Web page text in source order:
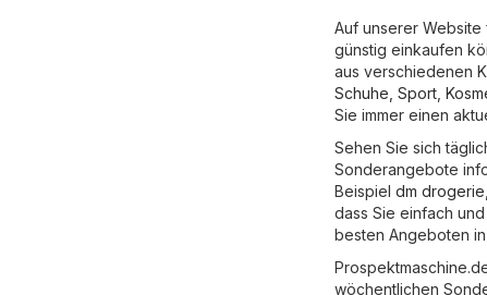
Auf unserer
günstig einkaufen
aus verschiedenen
Schuhe, Sport
Sie immer einen
Sehen Sie sich
Sonderangebote
Beispiel dm drogerie
dass Sie einfach
besten Angeboten in
wöchentlichen